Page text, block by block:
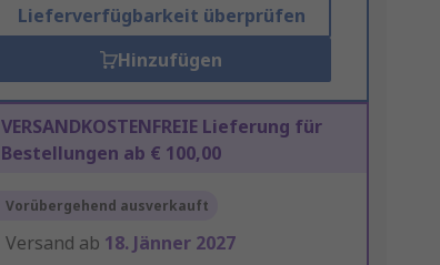
Lieferverfügbarkeit überprüfen
Hinzufügen
VERSANDKOSTENFREIE Lieferung für
Bestellungen ab € 100,00
Vorübergehend ausverkauft
Versand ab 18. Jänner 2027